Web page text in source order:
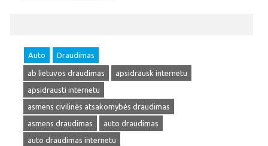
Auto Draudimas
ab lietuvos draudimas
apsidrausk internetu
apsidrausti internetu
asmens civilinės atsakomybės draudimas
asmens draudimas
auto draudimas
auto draudimas internetu